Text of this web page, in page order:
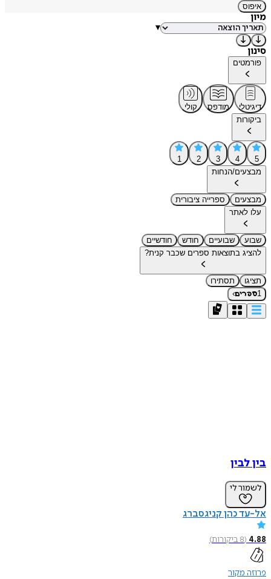
איפוס
מיון
▾
סינון
פורמטים
דיגיטלי מודפס
קולי
ביקורות
5
4
3
2
1
מבצעים/הנחות
מבצעים
ספרייה ציבורית
עלו לאתר
שבוע שבועיים חודש
חודשיים
להציג בתוצאות ספרים שכבר קנית?
תציגו
תסתירו
1ספרים›
בין לבין
לשמור לי
אל-עד כהן קניגסברג
4.88
(
8ביקורות)
פרוזה מקור